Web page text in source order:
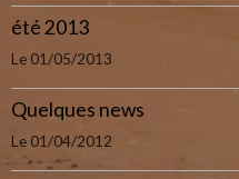
été 2013
Le 01/05/2013
Quelques news
Le 01/04/2012